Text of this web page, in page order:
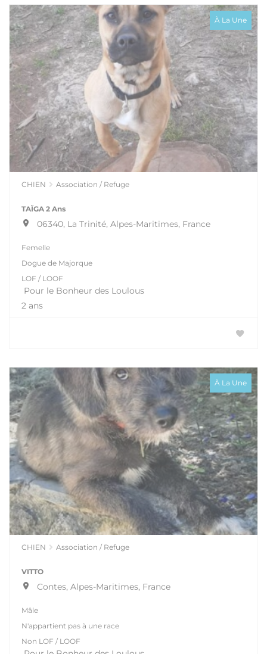
À La Une
CHIEN Association / Refuge
TAÏGA 2 Ans
06340, La Trinité, Alpes-Maritimes, France
Femelle
Dogue de Majorque
LOF / LOOF
Pour le Bonheur des Loulous
2 ans
À La Une
CHIEN Association / Refuge
VITTO
Contes, Alpes-Maritimes, France
Mâle
N'appartient pas à une race
Non LOF / LOOF